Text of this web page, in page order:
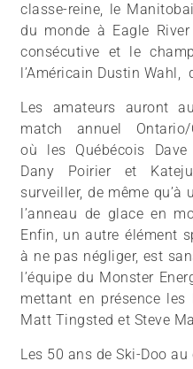
classe-reine, le
du monde à Eagle
consécutive et le
l’Américain Dustin Wahl,
Les amateurs auront
match annuel Ontario/
où les Québécois
Dany Poirier et
surveiller, de même
l’anneau de glace en
Enfin, un autre élément
à ne pas négliger, est
l’équipe du Monster
mettant en présence les
Matt Tingsted et Steve
Les 50 ans de Ski-Doo